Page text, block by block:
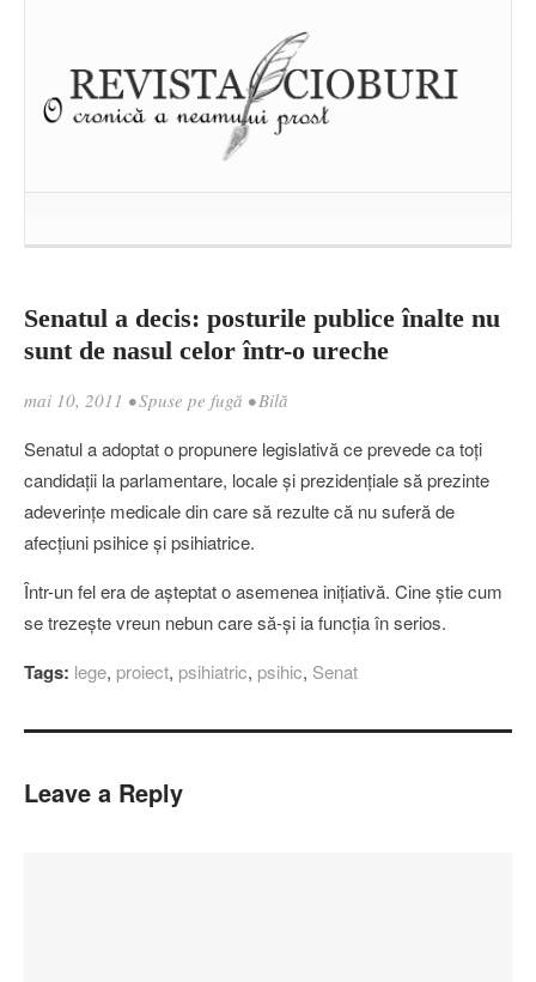
Senatul a decis: posturile publice înalte nu
sunt de nasul celor într-o ureche
mai 10, 2011 •Spuse pe fugă •Bilă
Senatul a adoptat o propunere legislativă ce prevede ca toţi
candidaţii la parlamentare, locale şi prezidenţiale să prezinte
adeverinţe medicale din care să rezulte că nu suferă de
afecţiuni psihice şi psihiatrice.
Într-un fel era de aşteptat o asemenea iniţiativă. Cine ştie cum
se trezeşte vreun nebun care să-şi ia funcţia în serios.
Tags: lege, proiect, psihiatric, psihic, Senat
Leave a Reply